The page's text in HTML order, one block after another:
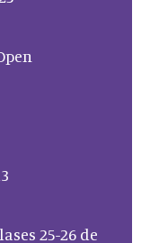
25-26 de